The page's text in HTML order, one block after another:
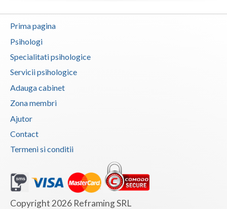
Psihoterapie - Interventie psihoterapeutica in ... (1)
Psihoterapie - Interventie psihoterapeutica in ... (1)
Psihoterapie, asistenta si consultanta psihologica (1)
Psihoterapie- Interventie psihoterapeutica in b... (1)
Psihoterapie/ consiliere online (via skype) (1)
Terapie E.M.D.R. (1)
Terapie suportiva pentru persoanele care sufera... (1)
Prima pagina
Psihologi
Specialitati psihologice
Servicii psihologice
Adauga cabinet
Zona membri
Ajutor
Contact
Termeni si conditii
Copyright 2026 Reframing SRL